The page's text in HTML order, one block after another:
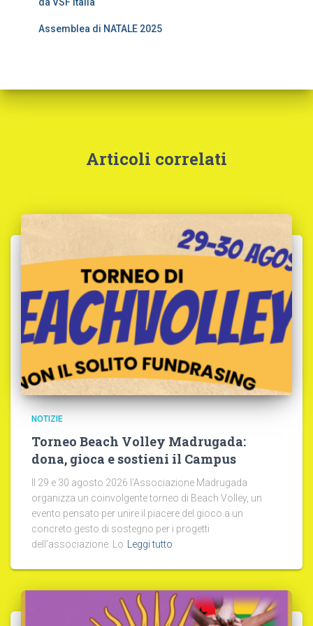
Assemblea di NATALE 2025
Articoli correlati
NOTIZIE
Torneo Beach Volley Madrugada:
dona, gioca e sostieni il Campus
Il 29 e 30 agosto 2026 l’Associazione Madrugada
organizza un coinvolgente torneo di Beach Volley, un
evento pensato per unire il piacere del gioco a un
concreto gesto di sostegno per i progetti
dell’associazione. Lo
Leggi tutto